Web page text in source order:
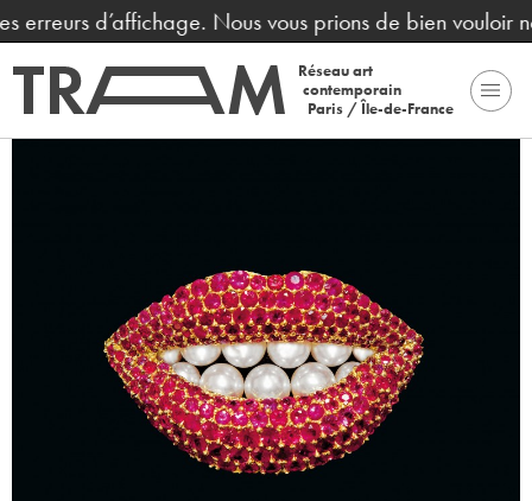
d’affichage. Nous vous prions de bien vouloir
Réseau art
contemporain
Paris / Île-de-France